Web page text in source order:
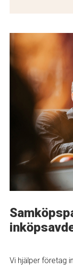
Vi hjälper företag